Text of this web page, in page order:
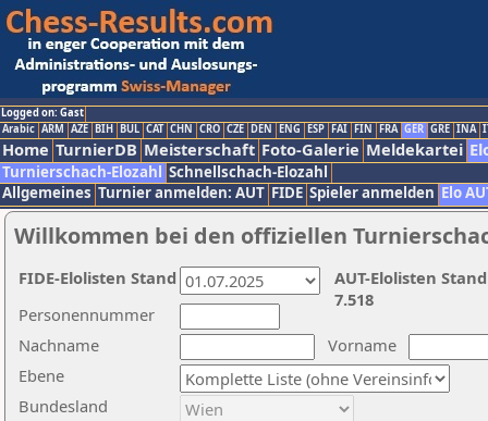
Logged on: Gast
Arabic ARM AZE BIH BUL CAT CHN CRO CZE DEN ENG ESP FAI FIN FRA GER GRE INA
Home TurnierDB Meisterschaft Foto-Galerie Meldekartei
Turnierschach-Elozahl Schnellschach-Elozahl
Allgemeines Turnier anmelden: AUT FIDE Spieler anmelden Elo
Willkommen bei den offiziellen
Nachname
Vorname
Ebene
Personennummer
Bundesland
AUT-Elolisten
7.518
FIDE-Elolisten Stand